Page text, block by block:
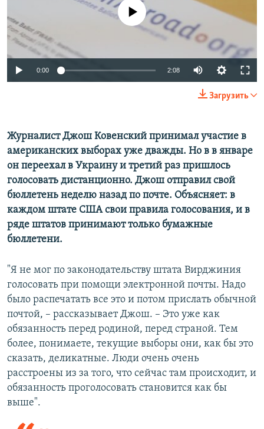
ПОБЕДИТЕЛЕЙ НЕ СУДЯТ?
КРЫМ.НЕПОКОРЕННЫЙ
ELIFBE
УКРАИНСКАЯ ПРОБЛЕМА КРЫМА
No media source currently available
0:00 2:08
Загрузить
Журналист Джош Ковенский принимал участие в
американских выборах уже дважды. Но в в январе
он переехал в Украину и третий раз пришлось
голосовать дистанционно. Джош отправил свой
бюллетень неделю назад по почте. Объясняет: в
каждом штате США свои правила голосования, и в
ряде штатов принимают только бумажные
бюллетени.
"Я не мог по законодательству штата Вирджиния
голосовать при помощи электронной почты. Надо
было распечатать все это и потом прислать обычной
почтой, – рассказывает Джош. – Это уже как
обязанность перед родиной, перед страной. Тем
более, понимаете, текущие выборы они, как бы это
сказать, деликатные. Люди очень очень
расстроены из за того, что сейчас там происходит, и
обязанность проголосовать становится как бы
выше".